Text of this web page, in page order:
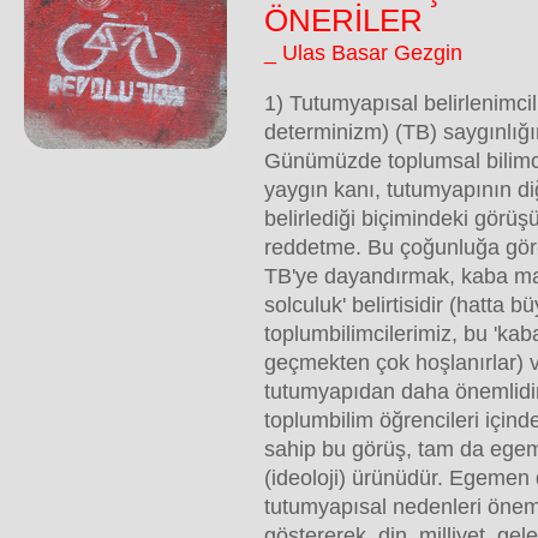
ÖNERİLER
_ Ulas Basar Gezgin
1) Tutumyapısal
determinizm) (TB)
Günümüzde toplumsal
yaygın kanı, tutumyapının
belirlediği biçimindeki
reddetme. Bu çoğunluğa
TB'ye dayandırmak, kaba
solculuk' belirtisidir (hatta
toplumbilimcilerimiz, bu
geçmekten çok hoşlanırlar)
tutumyapıdan daha
toplumbilim öğrencileri
sahip bu görüş, tam da
(ideoloji) ürünüdür. Egemen
tutumyapısal nedenleri